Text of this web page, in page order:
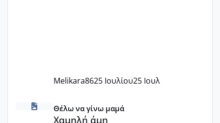
Melikara8625 Ιουλίου25 Ιουλ
Χαμηλή άμη
Θέλω να γίνω μαμά
Χαμηλή άμη